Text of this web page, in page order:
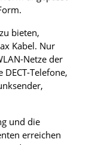
bieten,
Kabel. Nur
Netze der
Telefone,
und die
erreichen